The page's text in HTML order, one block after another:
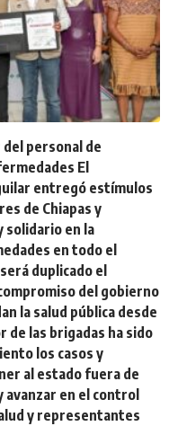
personal de
El
entregó estímulos
de Chiapas y
solidario en la
en todo el
duplicado el
del gobierno
la salud pública desde
las brigadas ha sido
los casos y
al estado fuera de
avanzar en el control
y representantes